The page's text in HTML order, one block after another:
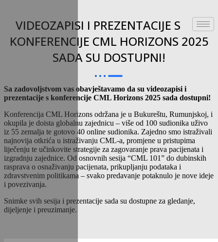
VIDEOZAPISI I PREZENTACIJE S
KONFERENCIJE CML HORIZONS 2025
SADA SU DOSTUPNI!
Sa zadovoljstvom vas obavještavamo da su videozapisi i
prezentacije s konferencije CML Horizons 2025 sada dostupni!
Konferencija CML Horizons održana je u Bukureštu, Rumunjskoj, i
okupila je doista globalnu zajednicu – više od 100 sudionika uživo
iz 55 zemalja te gotovo 40 online sudionika. Zajedno smo istraživali
najnovija otkrića u istraživanju CML-a, promjene u pristupima
liječenju te učinkovite strategije za zagovaranje prava pacijenata i
izgradnju zajednice. Od osnovnih sesija “CML 101” do dubinskih
rasprava o osnaživanju pacijenata, prikupljanju podataka i
zdravstvenim politikama – svako predavanje potaknulo je nove ideje
i povezivanja.
Snimke svih sesija i prezentacije sada su dostupne za gledanje,
dijeljenje i preuzimanje.